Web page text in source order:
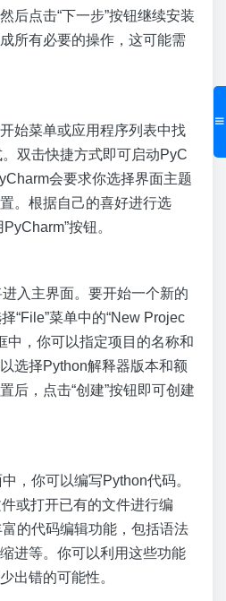
后点击“下一步”按钮继续安装
所有必要的操作，这可能需
始菜单或应用程序列表中找
双击快捷方式即可启动PyC
会要求你选择界面主题
。根据自己的喜好进行选
按钮。
入主界面。要开始一个新的
“File”菜单中的“New Projec
中，你可以指定项目的名称和
选择Python解释器版本和额
后，点击“创建”按钮即可创建
，你可以编写Python代码。
或打开已有的文件进行编
的代码编辑功能，包括语法
进等。你可以利用这些功能
出错的可能性。